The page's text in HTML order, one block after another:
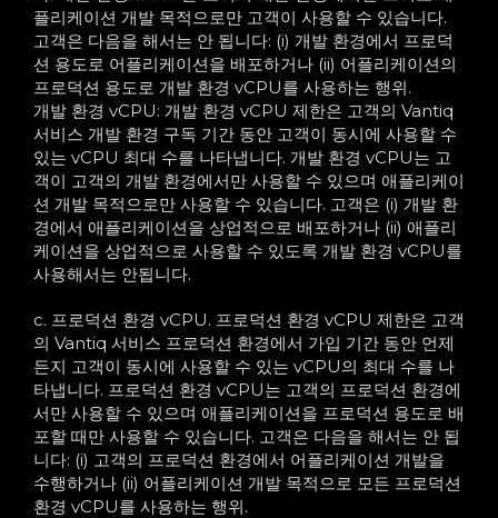
플리케이션 개발 목적으로만 고객이 사용할 수 있습니다.
고객은 다음을 해서는 안 됩니다: (i) 개발 환경에서 프로덕
션 용도로 어플리케이션을 배포하거나 (ii) 어플리케이션의
프로덕션 용도로 개발 환경 vCPU를 사용하는 행위.
개발 환경 vCPU: 개발 환경 vCPU 제한은 고객의 Vantiq
서비스 개발 환경 구독 기간 동안 고객이 동시에 사용할 수
있는 vCPU 최대 수를 나타냅니다. 개발 환경 vCPU는 고
객이 고객의 개발 환경에서만 사용할 수 있으며 애플리케이
션 개발 목적으로만 사용할 수 있습니다. 고객은 (i) 개발 환
경에서 애플리케이션을 상업적으로 배포하거나 (ii) 애플리
케이션을 상업적으로 사용할 수 있도록 개발 환경 vCPU를
사용해서는 안됩니다.
c. 프로덕션 환경 vCPU. 프로덕션 환경 vCPU 제한은 고객
의 Vantiq 서비스 프로덕션 환경에서 가입 기간 동안 언제
든지 고객이 동시에 사용할 수 있는 vCPU의 최대 수를 나
타냅니다. 프로덕션 환경 vCPU는 고객의 프로덕션 환경에
서만 사용할 수 있으며 애플리케이션을 프로덕션 용도로 배
포할 때만 사용할 수 있습니다. 고객은 다음을 해서는 안 됩
니다: (i) 고객의 프로덕션 환경에서 어플리케이션 개발을
수행하거나 (ii) 어플리케이션 개발 목적으로 모든 프로덕션
환경 vCPU를 사용하는 행위.